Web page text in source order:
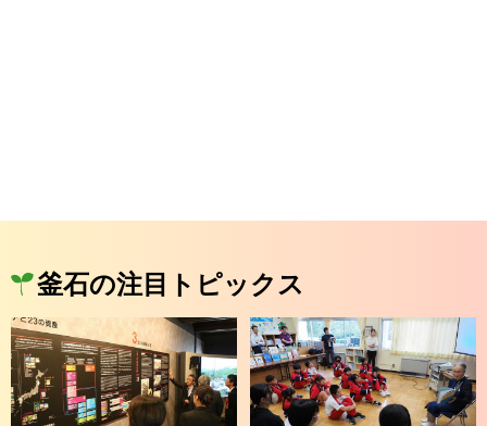
釜石の注目トピックス